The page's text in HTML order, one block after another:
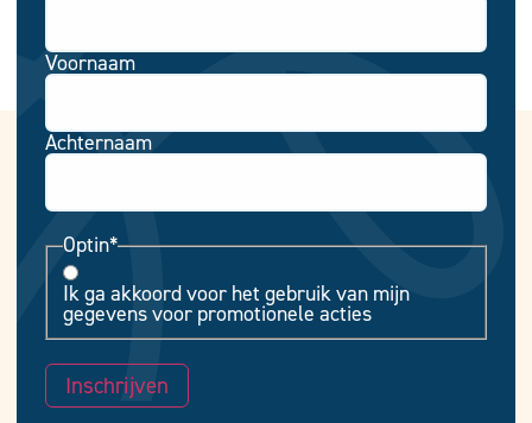
Voornaam
Achternaam
Optin*
Ik ga akkoord voor het gebruik van mijn
gegevens voor promotionele acties
Inschrijven